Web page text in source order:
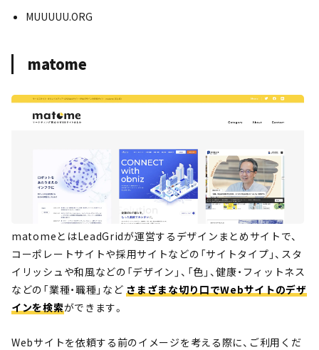
MUUUUU.ORG
matome
matomeとはLeadGridが運営するデザインまとめサイトで、
コーポレートサイトや採用サイトなどの「サイトタイプ」、スタ
イリッシュや和風などの「デザイン」、「色」、健康・フィットネス
などの「業種・職種」など さまざまな切り口でWebサイトのデザ
インを検索ができます。
Webサイトを依頼する前のイメージを考える際に、ご利用くだ